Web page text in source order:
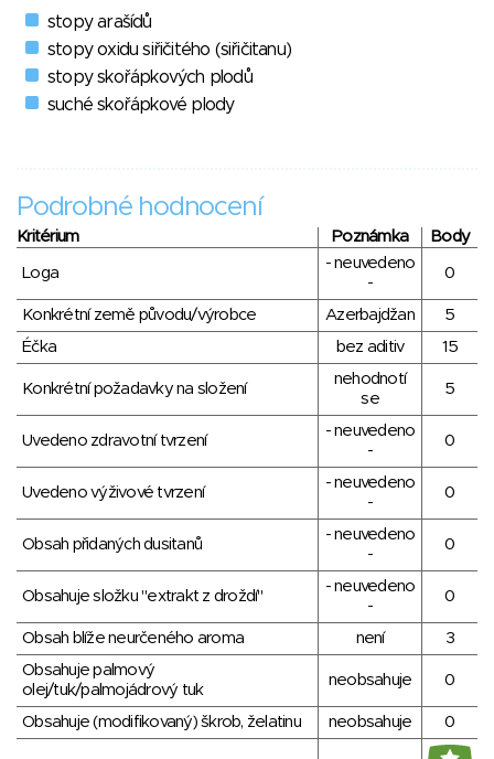
stopy arašídů
stopy oxidu siřičitého (siřičitanu)
stopy skořápkových plodů
suché skořápkové plody
Podrobné hodnocení
Kritérium Poznámka Body
Loga
- neuvedeno
-
0
Konkrétní země původu/výrobce Azerbajdžan
5
Éčka
bez aditiv 15
Konkrétní požadavky na složení
nehodnotí
se
5
Uvedeno zdravotní tvrzení
- neuvedeno
-
0
Uvedeno výživové tvrzení
- neuvedeno
-
0
Obsah přidaných dusitanů
- neuvedeno
-
0
Obsahuje složku "extrakt z droždí"
- neuvedeno
-
0
Obsah blíže neurčeného aroma není
3
Obsahuje palmový
olej/tuk/palmojádrový tuk
neobsahuje 0
Obsahuje (modifikovaný) škrob, želatinu neobsahuje 0